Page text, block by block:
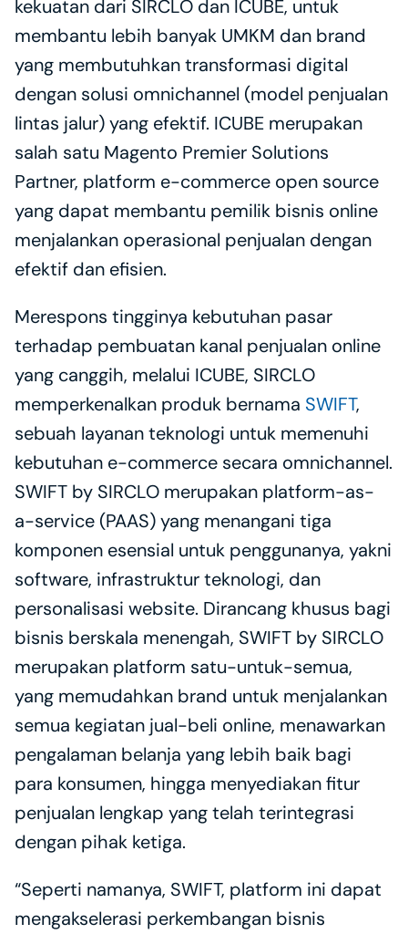
kekuatan dari SIRCLO dan ICUBE, untuk
membantu lebih banyak UMKM dan brand
yang membutuhkan transformasi digital
dengan solusi omnichannel (model penjualan
lintas jalur) yang efektif. ICUBE merupakan
salah satu Magento Premier Solutions
Partner, platform e-commerce open source
yang dapat membantu pemilik bisnis online
menjalankan operasional penjualan dengan
efektif dan efisien.
Merespons tingginya kebutuhan pasar
terhadap pembuatan kanal penjualan online
yang canggih, melalui ICUBE, SIRCLO
memperkenalkan produk bernama SWIFT,
sebuah layanan teknologi untuk memenuhi
kebutuhan e-commerce secara omnichannel.
SWIFT by SIRCLO merupakan platform-as-
a-service (PAAS) yang menangani tiga
komponen esensial untuk penggunanya, yakni
software, infrastruktur teknologi, dan
personalisasi website. Dirancang khusus bagi
bisnis berskala menengah, SWIFT by SIRCLO
merupakan platform satu-untuk-semua,
yang memudahkan brand untuk menjalankan
semua kegiatan jual-beli online, menawarkan
pengalaman belanja yang lebih baik bagi
para konsumen, hingga menyediakan fitur
penjualan lengkap yang telah terintegrasi
dengan pihak ketiga.
“Seperti namanya, SWIFT, platform ini dapat
mengakselerasi perkembangan bisnis